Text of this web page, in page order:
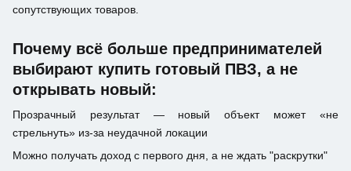
сопутствующих товаров.
Почему всё больше предпринимателей
выбирают купить готовый ПВЗ, а не
открывать новый:
Прозрачный результат — новый объект может «не
стрельнуть» из-за неудачной локации
Можно получать доход с первого дня, а не ждать "раскрутки"